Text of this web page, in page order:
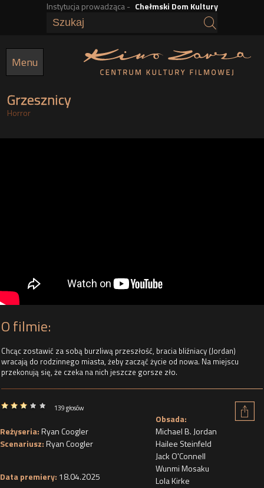
Przejdź
treści
Instytucja prowadząca - Chełmski Dom Kultury
Menu
Grzesznicy
Horror
O filmie:
Chcąc zostawić za sobą burzliwą przeszłość, bracia bliźniacy (Jordan)
wracają do rodzinnego miasta, żeby zacząć życie od nowa. Na miejscu
przekonują się, że czeka na nich jeszcze gorsze zło.
139 głosów
Reżyseria:Ryan Coogler
Scenariusz:Ryan Coogler
Data premiery: 18.04.2025
Obsada:
Michael B. Jordan
Hailee Steinfeld
Jack O'Connell
Wunmi Mosaku
Lola Kirke